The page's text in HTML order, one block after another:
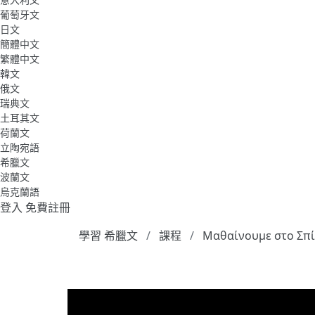
葡萄牙文
日文
簡體中文
繁體中文
韓文
俄文
瑞典文
土耳其文
荷蘭文
立陶宛語
希臘文
波蘭文
烏克蘭語
登入 免費註冊
學習 希臘文
課程 Μαθαίνουμε στο